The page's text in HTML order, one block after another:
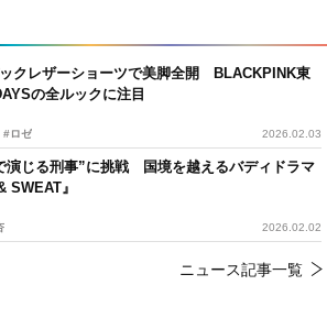
クレザーショーツで美脚全開 BLACKPINK東
の全ルックに注目
#ロゼ 2026.02.03
演じる刑事”に挑戦 国境を越えるバディドラマ
SWEAT』
2026.02.02
ニュース記事一覧